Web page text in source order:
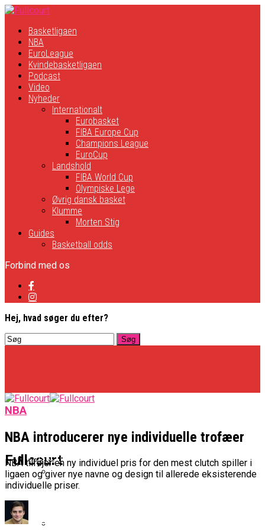
Basketligaen
NBA
EuroLeague
Kvindebasketligaen
Podcast
Video
Nyheder
Internationalt
Eurobasket
FIBA Europe Cup
Champions League
EuroCup
Landshold
FIBA World Cup
Olympiske Lege
Øvrig dansk basket
Klumme
Morten Stig
Guides
Basketball odds
Forbind med os
Hej, hvad søger du efter?
Fullcourt
Basketligaen
NBA
NBA
NBA introducerer nye individuelle trofæer
NBA tilføjer en ny individuel pris for den mest clutch spiller i
ligaen og giver nye navne og design til allerede eksisterende
individuelle priser.